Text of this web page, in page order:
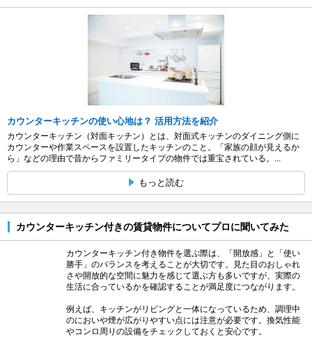
カウンターキッチンの使い心地は？ 活用方法を紹介
カウンターキッチン（対面キッチン）とは、対面式キッチンのダイニング側に
カウンターや作業スペースを設置したキッチンのこと。「家族の顔が見えるか
ら」などの理由で昔からファミリータイプの物件では重宝されている。...
もっと読む
カウンターキッチン付きの賃貸物件についてプロに聞いてみた
カウンターキッチン付き物件を選ぶ際は、「開放感」と「使い
勝手」のバランスを考えることが大切です。見た目のおしゃれ
さや開放的な空間に魅力を感じて選ぶ方も多いですが、実際の
生活に合っているかを確認することが満足度につながります。
例えば、キッチンがリビングと一体になっているため、調理中
のにおいや煙が広がりやすい点には注意が必要です。換気性能
やコンロ周りの設備をチェックしておくと安心です。